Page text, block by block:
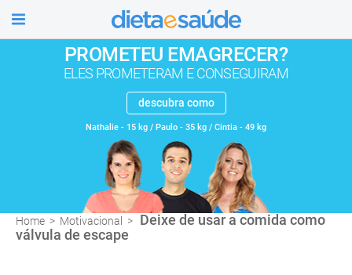
PROMETEU EMAGRECER?
ELES PROMETERAM E CONSEGUIRAM
Nathalie - 15 kg / Paulo - 35 kg / Cintia - 49 kg
descubra como
Home > Motivacional >
Deixe de usar a comida como
válvula de escape